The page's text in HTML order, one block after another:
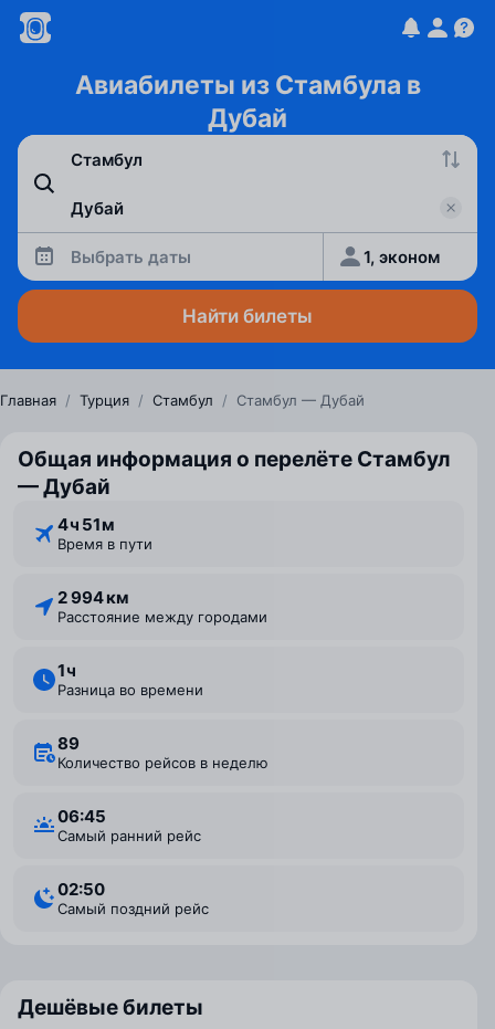
Авиабилеты из Стамбула в
Дубай
Выбрать даты 1, эконом
Найти билеты
Главная / Турция / Стамбул / Стамбул — Дубай
Общая информация о перелёте Стамбул
— Дубай
4 ⁠ч 51 ⁠м
Время в пути
2 994 км
Расстояние между городами
1 ⁠ч
Разница во времени
89
Количество рейсов в неделю
06:45
Самый ранний рейс
02:50
Самый поздний рейс
Дешёвые билеты